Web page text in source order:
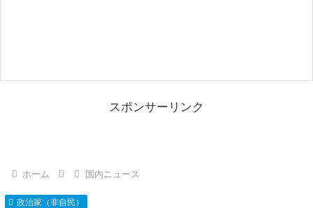
スポンサーリンク
ホーム 国内ニュース
政治家（非自民）